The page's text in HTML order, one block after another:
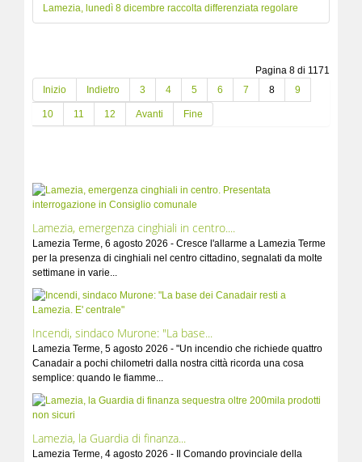
Lamezia, lunedì 8 dicembre raccolta differenziata regolare
Pagina 8 di 1171
Inizio
Indietro 3 4 5 6 7 8 9
10 11 12 Avanti Fine
Lamezia, emergenza cinghiali in centro....
Lamezia Terme, 6 agosto 2026 - Cresce l'allarme a Lamezia Terme
per la presenza di cinghiali nel centro cittadino, segnalati da molte
settimane in varie...
Incendi, sindaco Murone: "La base...
Lamezia Terme, 5 agosto 2026 - "Un incendio che richiede quattro
Canadair a pochi chilometri dalla nostra città ricorda una cosa
semplice: quando le fiamme...
Lamezia, la Guardia di finanza...
Lamezia Terme, 4 agosto 2026 - Il Comando provinciale della